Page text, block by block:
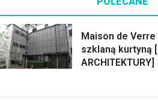
Maison de
szklaną kurtyną
ARCHITEKTURY]